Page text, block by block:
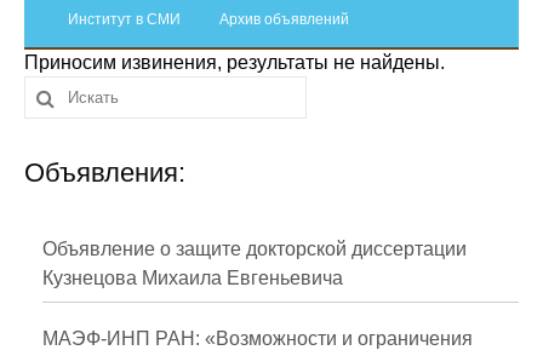
Отчетность
Противодействие коррупции
Материалы для СМИ
Публикации
Научная жизнь
Институт в СМИ Архив объявлений
Приносим извинения, результаты не найдены.
Объявления:
Объявление о защите докторской диссертации
Кузнецова Михаила Евгеньевича
МАЭФ-ИНП РАН: «Возможности и ограничения